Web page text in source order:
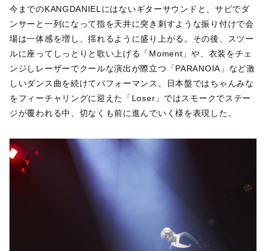
今までのKANGDANIELにはないギターサウンドと、サビでダ
ンサーと一列になって指を天井に突き刺すような振り付けで会
場は一体感を増し、揺れるように盛り上がる。その後、スツー
ルに座ってしっとりと歌い上げる「Moment」や、衣装をチェ
ンジしレーザーでクールな演出が際立つ「PARANOIA」など激
しいダンス曲を続けてパフォーマンス。日本盤ではちゃんみな
をフィーチャリングに迎えた「Loser」ではスモークでステー
ジが覆われる中、切なくも前に進んでいく様を表現した。